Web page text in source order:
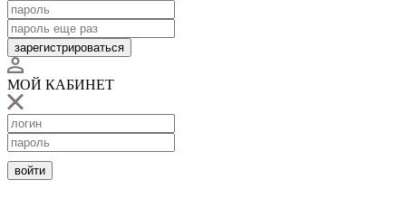
зарегистрироваться
МОЙ КАБИНЕТ
войти